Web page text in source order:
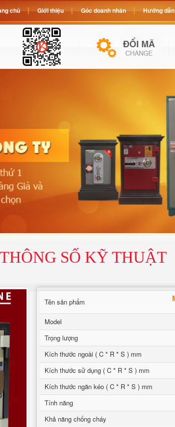
THÔNG SỐ KỸ THUẬT
Tên sản phẩm
Model
Trọng lượng
Kích thước ngoài ( C * R * S ) mm
Kích thước sử dụng ( C * R * S ) mm
Kích thước ngăn kéo ( C * R * S ) mm
Tính năng
Khả năng chống cháy
chủ Giới thiệu Góc doanh nhân Hướng